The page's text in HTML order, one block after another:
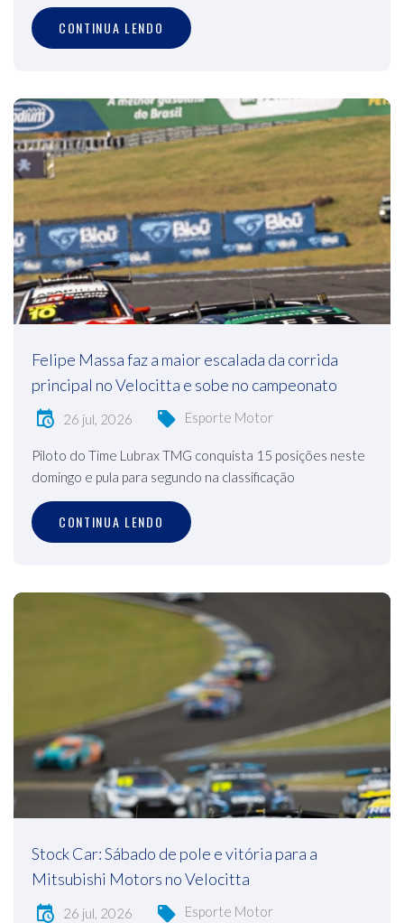
CONTINUA LENDO
Felipe Massa faz a maior escalada da corrida
principal no Velocitta e sobe no campeonato
26 jul, 2026 Esporte Motor
Piloto do Time Lubrax TMG conquista 15 posições neste
domingo e pula para segundo na classificação
CONTINUA LENDO
Stock Car: Sábado de pole e vitória para a
Mitsubishi Motors no Velocitta
26 jul, 2026 Esporte Motor